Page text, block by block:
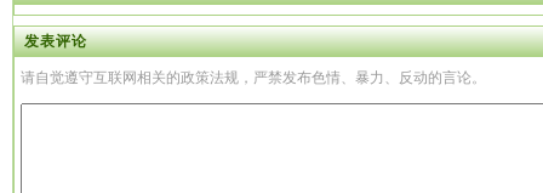
发表评论
请自觉遵守互联网相关的政策法规，严禁发布色情、暴力、反动的言论。